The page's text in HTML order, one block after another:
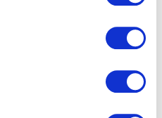
meter nauwkeurig kan zijn
(fingerprinting)
detailgedeeltein.
moment wijzigen of